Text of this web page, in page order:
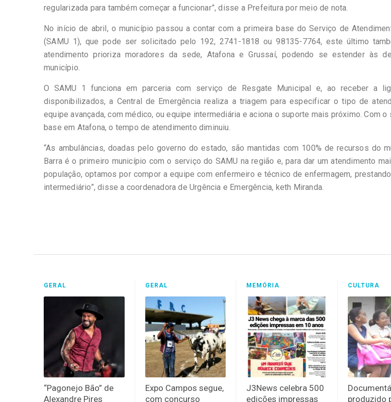
regularizada para também começar a funcionar”, disse a Prefeitura por meio de nota.
No início de abril, o município passou a contar com a primeira base do Serviço de
(SAMU 1), que pode ser solicitado pelo 192, 2741-1818 ou 98135-7764, este último
atendimento prioriza moradores da sede, Atafona e Grussaí, podendo se estender às
município.
O SAMU 1 funciona em parceria com serviço de Resgate Municipal e, ao receber a
disponibilizados, a Central de Emergência realiza a triagem para especificar o tipo de
equipe avançada, com médico, ou equipe intermediária e aciona o suporte mais próximo. Com o
base em Atafona, o tempo de atendimento diminuiu.
“As ambulâncias, doadas pelo governo do estado, são mantidas com 100% de recursos do
Barra é o primeiro município com o serviço do SAMU na região e, para dar um atendimento
população, optamos por compor a equipe com enfermeiro e técnico de enfermagem,
intermediário”, disse a coordenadora de Urgência e Emergência, keth Miranda.
GERAL
“Pagonejo Bão” de
Alexandre Pires
GERAL
Expo Campos segue,
com concurso
MEMÓRIA
J3News celebra 500
edições impressas
CULTURA
produzido